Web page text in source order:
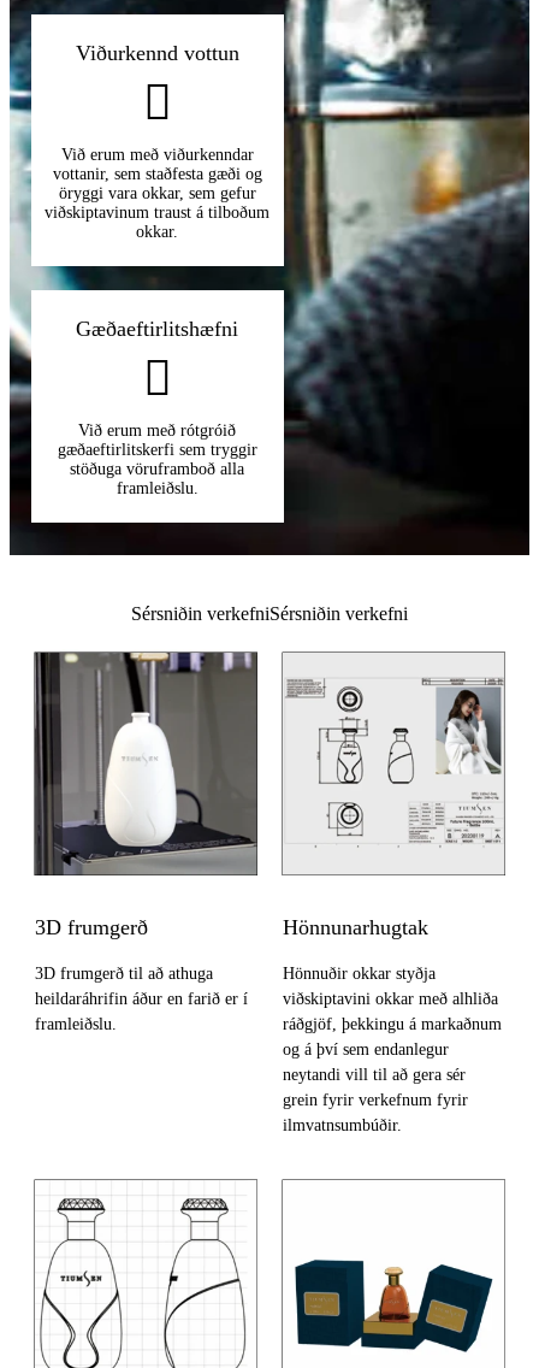
Viðurkennd vottun
Við erum með viðurkenndar
vottanir, sem staðfesta gæði og
öryggi vara okkar, sem gefur
viðskiptavinum traust á tilboðum
okkar.
Gæðaeftirlitshæfni
Við erum með rótgróið
gæðaeftirlitskerfi sem tryggir
stöðuga vöruframboð alla
framleiðslu.
Sérsniðin verkefniSérsniðin verkefni
3D frumgerð
3D frumgerð til að athuga
heildaráhrifin áður en farið er í
framleiðslu.
Hönnunarhugtak
Hönnuðir okkar styðja
viðskiptavini okkar með alhliða
ráðgjöf, þekkingu á markaðnum
og á því sem endanlegur
neytandi vill til að gera sér
grein fyrir verkefnum fyrir
ilmvatnsumbúðir.